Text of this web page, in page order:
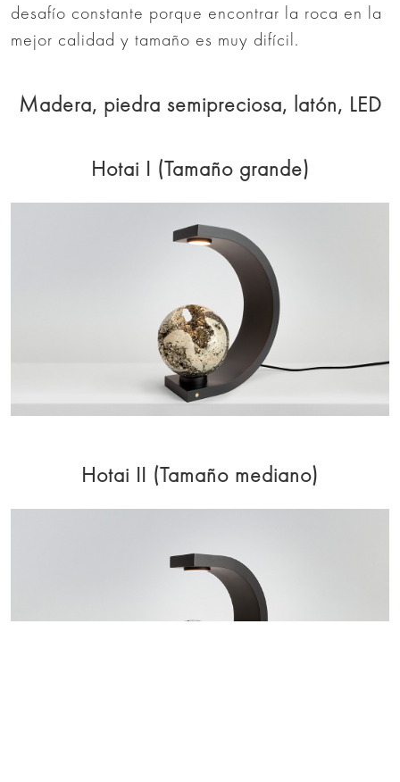
desafío constante porque encontrar la roca en la
mejor calidad y tamaño es muy difícil.
Madera, piedra semipreciosa, latón, LED
Hotai I (Tamaño grande)
Hotai II (Tamaño mediano)